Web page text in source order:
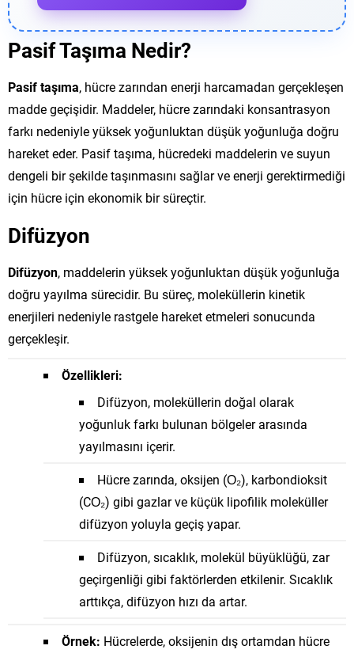
Pasif Taşıma Nedir?
Pasif taşıma, hücre zarından enerji harcamadan gerçekleşen
madde geçişidir. Maddeler, hücre zarındaki konsantrasyon
farkı nedeniyle yüksek yoğunluktan düşük yoğunluğa doğru
hareket eder. Pasif taşıma, hücredeki maddelerin ve suyun
dengeli bir şekilde taşınmasını sağlar ve enerji gerektirmediği
için hücre için ekonomik bir süreçtir.
Difüzyon
Difüzyon, maddelerin yüksek yoğunluktan düşük yoğunluğa
doğru yayılma sürecidir. Bu süreç, moleküllerin kinetik
enerjileri nedeniyle rastgele hareket etmeleri sonucunda
gerçekleşir.
Özellikleri:
Difüzyon, moleküllerin doğal olarak
yoğunluk farkı bulunan bölgeler arasında
yayılmasını içerir.
Hücre zarında, oksijen (O₂), karbondioksit
(CO₂) gibi gazlar ve küçük lipofilik moleküller
difüzyon yoluyla geçiş yapar.
Difüzyon, sıcaklık, molekül büyüklüğü, zar
geçirgenliği gibi faktörlerden etkilenir. Sıcaklık
arttıkça, difüzyon hızı da artar.
Örnek: Hücrelerde, oksijenin dış ortamdan hücre